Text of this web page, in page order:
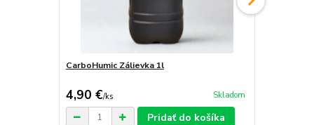
CarboHumic Zálievka 1l
4,90 €/ks Skladom
Pridať do košíka